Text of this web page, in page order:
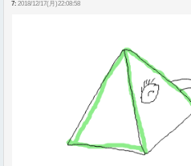
7: 2018/12/17(月)22:08:58